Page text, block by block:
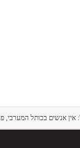
אנשים בכותל המערבי,